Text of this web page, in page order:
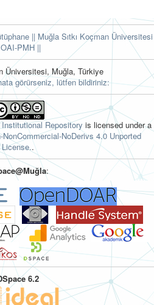
|| Muğla Sıtkı Koçman Üniversitesi
OAI-PMH ||
Üniversitesi, Muğla, Türkiye
görürseniz, lütfen bildiriniz:
Repository is licensed under a
NoDerivs 4.0 Unported
License..
:
6.2